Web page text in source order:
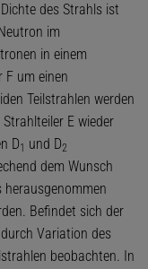
des Strahls ist
im
in einem
F um einen
Teilstrahlen werden
E wieder
D1 und D2
dem Wunsch
herausgenommen
Befindet sich der
Variation des
beobachten. In